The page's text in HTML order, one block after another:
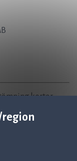
region
kortar
och
och se till att
i rätt tid. Vi